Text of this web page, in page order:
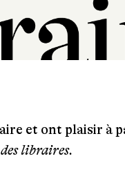
et ont plaisir à
des libraires.